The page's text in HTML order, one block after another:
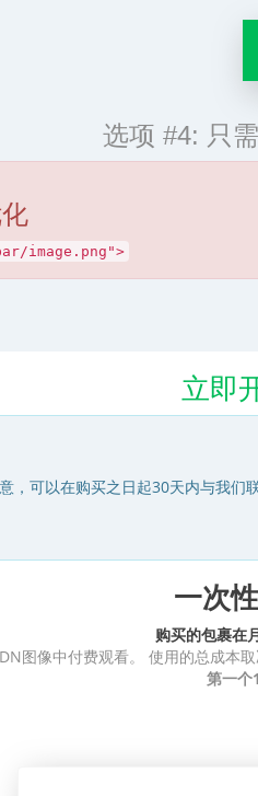
选项 #4: 只
image.png">
立即
，可以在购买之日起30天内与我们
一次
购买的包裹在
图像中付费观看。 使用的总成本
第一个